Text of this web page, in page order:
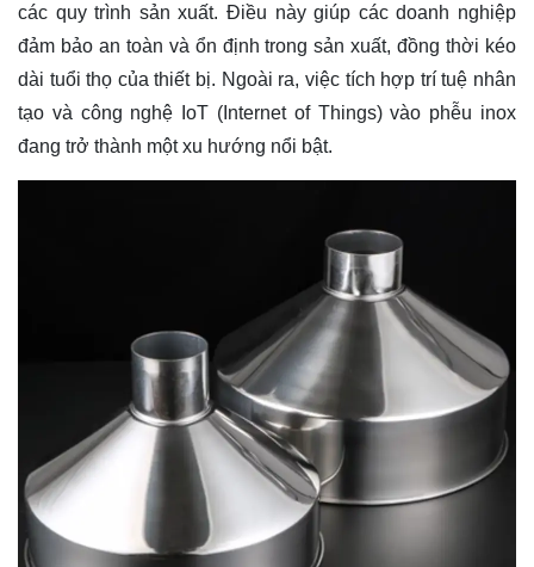
các quy trình sản xuất. Điều này giúp các doanh nghiệp
đảm bảo an toàn và ổn định trong sản xuất, đồng thời kéo
dài tuổi thọ của thiết bị. Ngoài ra, việc tích hợp trí tuệ nhân
tạo và công nghệ IoT (Internet of Things) vào phễu inox
đang trở thành một xu hướng nổi bật.